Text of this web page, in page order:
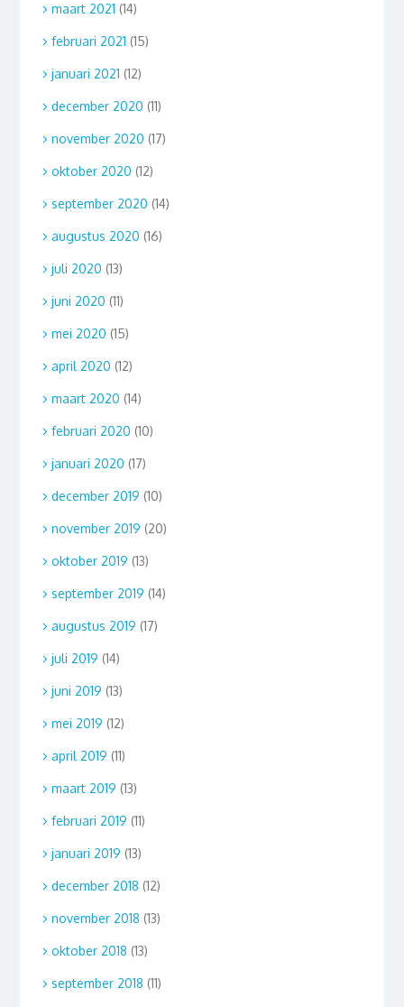
maart 2021 (14)
februari 2021 (15)
januari 2021 (12)
december 2020 (11)
november 2020 (17)
oktober 2020 (12)
september 2020 (14)
augustus 2020 (16)
juli 2020 (13)
juni 2020 (11)
mei 2020 (15)
april 2020 (12)
maart 2020 (14)
februari 2020 (10)
januari 2020 (17)
december 2019 (10)
november 2019 (20)
oktober 2019 (13)
september 2019 (14)
augustus 2019 (17)
juli 2019 (14)
juni 2019 (13)
mei 2019 (12)
april 2019 (11)
maart 2019 (13)
februari 2019 (11)
januari 2019 (13)
december 2018 (12)
november 2018 (13)
oktober 2018 (13)
september 2018 (11)